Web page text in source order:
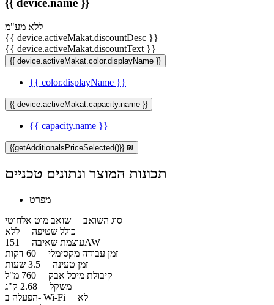
{{ device.name }}
ללא מע"מ
{{ device.activeMakat.discountDesc }}
{{ device.activeMakat.discountText }}
{{ device.activeMakat.color.displayName }}
{{ color.displayName }}
{{ device.activeMakat.capacity.name }}
{{ capacity.name }}
{{getAdditionalsPriceSelected()}} ₪
תכונות המוצר ונתונים טכניים
מפרט
סוג השואב שואב מוט אלחוטי
כולל שטיפה ללא
עוצמת שאיבה151AW
זמן עבודה מקסימלי
זמן טעינה
קיבולת מיכל אבק
משקל
הפעלה ב- Wi-Fi
לא